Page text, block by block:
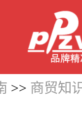
>> 商贸知